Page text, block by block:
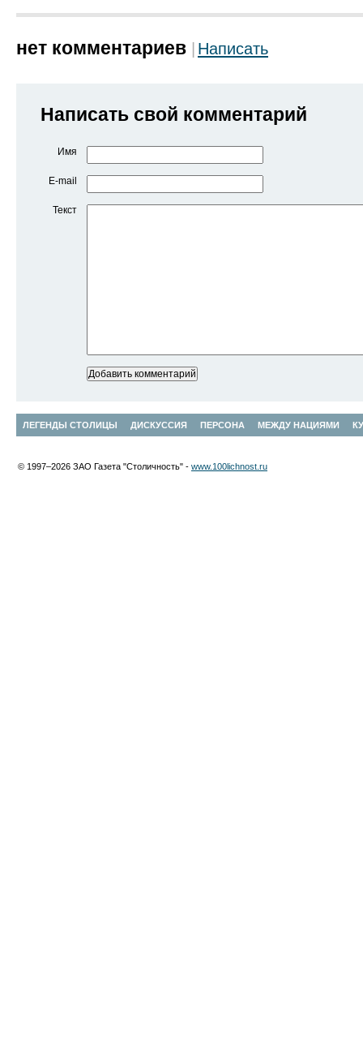
нет комментариев Написать
Написать свой комментарий
Имя
E-mail
Текст
ЛЕГЕНДЫ СТОЛИЦЫ ДИСКУССИЯ ПЕРСОНА МЕЖДУ НАЦИЯМИ
© 1997–2026 ЗАО Газета "Столичность" - www.100lichnost.ru